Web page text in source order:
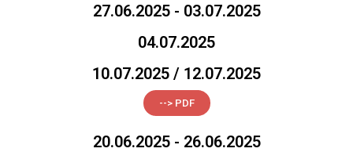
27.06.2025 - 03.07.2025
04.07.2025
10.07.2025 / 12.07.2025
--> PDF
20.06.2025 - 26.06.2025